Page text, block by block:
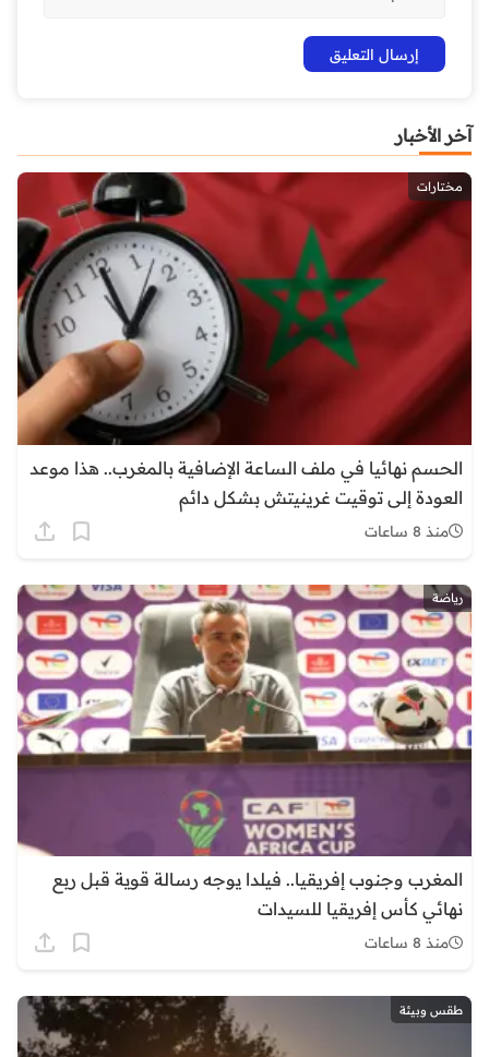
آخر الأخبار
مختارات
الحسم نهائيا في ملف الساعة الإضافية بالمغرب.. هذا موعد
العودة إلى توقيت غرينيتش بشكل دائم
منذ 8 ساعات
رياضة
المغرب وجنوب إفريقيا.. فيلدا يوجه رسالة قوية قبل ربع
نهائي كأس إفريقيا للسيدات
منذ 8 ساعات
طقس وبيئة